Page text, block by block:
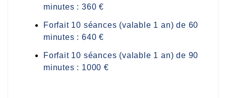
minutes : 360 €
Forfait 10 séances (valable 1 an) de 60
minutes : 640 €
Forfait 10 séances (valable 1 an) de 90
minutes : 1000 €